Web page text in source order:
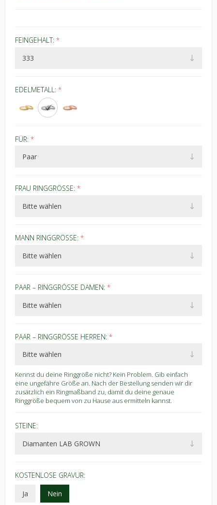
FEINGEHALT: *
EDELMETALL: *
FÜR: *
FRAU RINGGRÖSSE: *
MANN RINGGRÖSSE: *
PAAR – RINGGRÖSSE DAMEN: *
PAAR – RINGGRÖSSE HERREN: *
Kennst du deine Ringgröße nicht? Kein Problem. Gib einfach
eine ungefähre Größe an. Nach der Bestellung senden wir dir
zusätzlich ein Ringmaßband zu, damit du deine genaue
Ringgröße bequem von zu Hause aus ermitteln kannst.
STEINE:
KOSTENLOSE GRAVUR:
Ja
Nein